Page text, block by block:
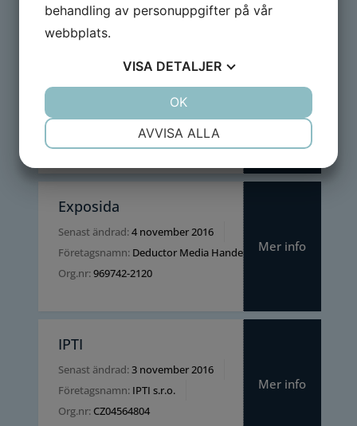
Senast ändrad:21 november 2016
556989-1038
Exposida
Senast ändrad:4 november 2016
Företagsnamn:Deductor Media Handelsbolag
Org.nr:969742-2120
Mer info
IPTI
Senast ändrad:3 november 2016
Företagsnamn:IPTI s.r.o.
Org.nr:CZ04564804
Mer info
behandling av personuppgifter på vår
webbplats.
VISA DETALJER
MARKNADSFÖRING STATISTIK
AVVISA ALLA
OK